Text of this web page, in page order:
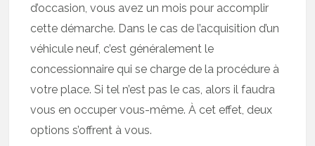
d’occasion, vous avez un mois pour accomplir
cette démarche. Dans le cas de l’acquisition d’un
véhicule neuf, c’est généralement le
concessionnaire qui se charge de la procédure à
votre place. Si tel n’est pas le cas, alors il faudra
vous en occuper vous-même. À cet effet, deux
options s’offrent à vous.